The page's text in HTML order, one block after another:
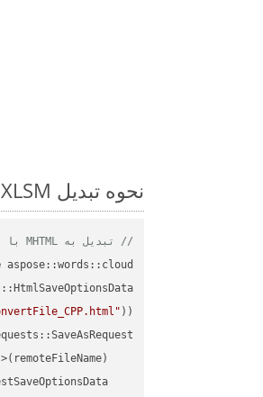
نحوه تبدیل MHTML to XLSM در C++: مثال کد گام به گام
// تبدیل به MHTML با استفاده از Aspose.Words
aspose::words::cloud;
));